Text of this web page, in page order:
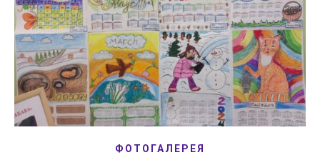
ФОТОГАЛЕРЕЯ